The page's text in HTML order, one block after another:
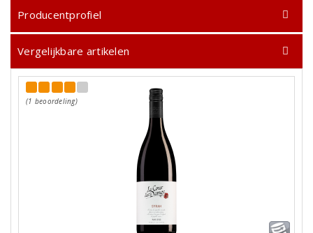
Producentprofiel
Vergelijkbare artikelen
(1 beoordeling)